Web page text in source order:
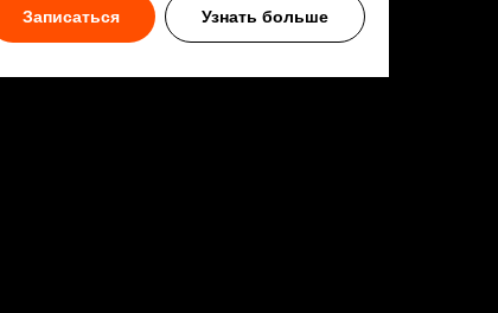
Записаться Узнать больше